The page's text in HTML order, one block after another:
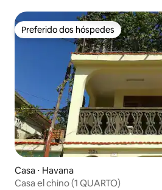
Preferido dos hóspedes
Preferido dos hóspedes
Casa ⋅ Havana
Casa el chino (1 QUARTO)